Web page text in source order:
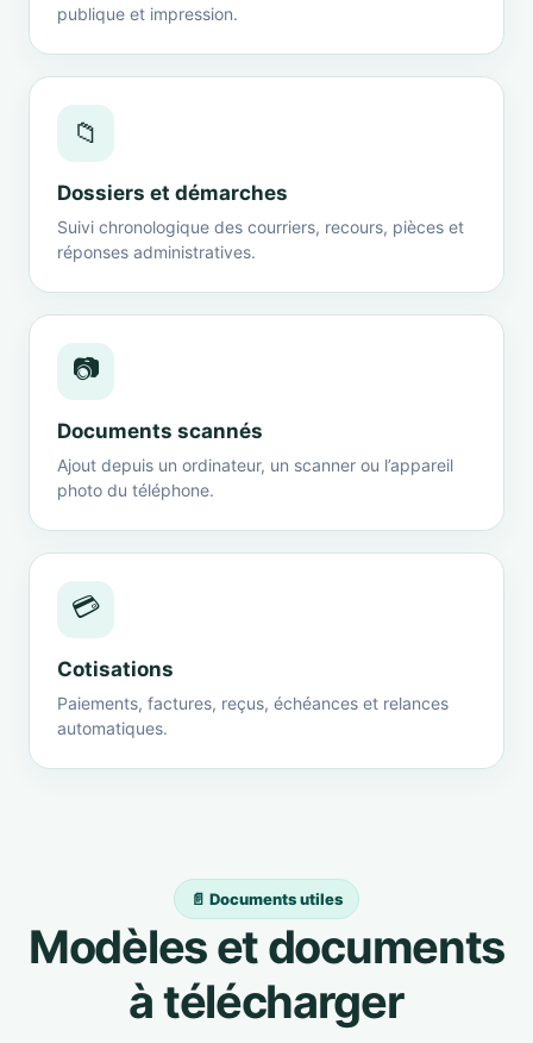
publique et impression.
📁
Dossiers et démarches
Suivi chronologique des courriers, recours, pièces et
réponses administratives.
📷
Documents scannés
Ajout depuis un ordinateur, un scanner ou l’appareil
photo du téléphone.
💳
Cotisations
Paiements, factures, reçus, échéances et relances
automatiques.
📄 Documents utiles
Modèles et documents
à télécharger